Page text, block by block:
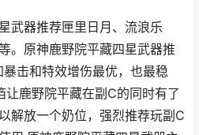
武器推荐匣里日月、流浪乐
。原神鹿野院平藏四星武器推
击和特效增伤最优，也最稳
鹿野院平藏在副C的同时有了
解放一个奶位，强烈推荐玩副C